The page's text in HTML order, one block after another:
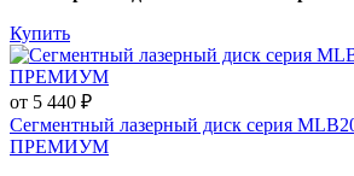
Купить
от 5 440 ₽
Сегментный лазерный диск серия
ПРЕМИУМ